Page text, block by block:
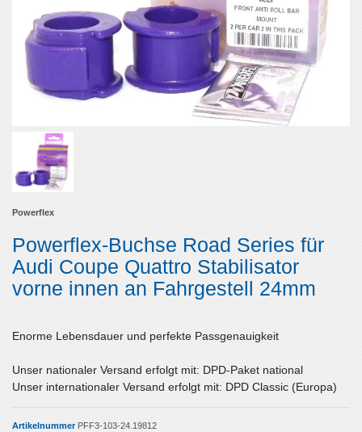
Powerflex
Powerflex-Buchse Road Series für
Audi Coupe Quattro Stabilisator
vorne innen an Fahrgestell 24mm
Enorme Lebensdauer und perfekte Passgenauigkeit
Unser nationaler Versand erfolgt mit: DPD-Paket national
Unser internationaler Versand erfolgt mit: DPD Classic (Europa)
Artikelnummer PFF3-103-24.19812